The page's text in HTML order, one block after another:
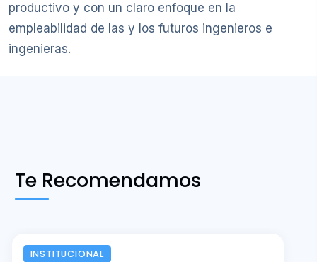
productivo y con un claro enfoque en la
empleabilidad de las y los futuros ingenieros e
ingenieras.
Te Recomendamos
INSTITUCIONAL